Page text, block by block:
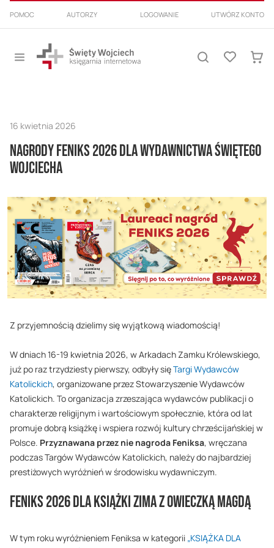
DO
TREŚCI
POMOC AUTORZY LOGOWANIE UTWÓRZ KONTO
Przełącznik
Nav
Lista
16 kwietnia 2026
Nagrody FENIKS 2026 dla Wydawnictwa Świętego
Wojciecha
Z przyjemnością dzielimy się wyjątkową wiadomością!
W dniach 16-19 kwietnia 2026, w Arkadach Zamku Królewskiego,
już po raz trzydziesty pierwszy, odbyły sięTargi Wydawców
Katolickich, organizowane przez Stowarzyszenie Wydawców
Katolickich. To organizacja zrzeszająca wydawców publikacji o
charakterze religijnym i wartościowym społecznie, która od lat
promuje dobrą książkę i wspiera rozwój kultury chrześcijańskiej w
Polsce. Przyznawana przez nie nagroda Feniksa, wręczana
podczas Targów Wydawców Katolickich, należy do najbardziej
prestiżowych wyróżnień w środowisku wydawniczym.
Feniks 2026 dla książki Zima z Owieczką Magdą
W tym roku wyróżnieniem Feniksa w kategorii „KSIĄŻKA DLA